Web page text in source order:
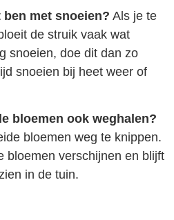
met snoeien? Als je te
de struik vaak wat
snoeien, doe dit dan zo
snoeien bij heet weer of
bloemen ook weghalen?
bloemen weg te knippen.
bloemen verschijnen en blijft
in de tuin.